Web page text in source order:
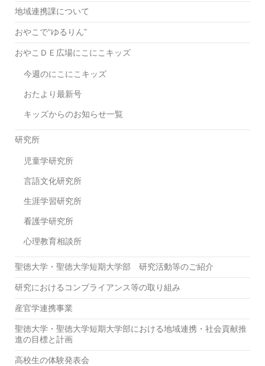
地域連携課について
おやこで“ゆるりん”
おやこＤＥ広場にこにこキッズ
今週のにこにこキッズ
おたより最新号
キッズからのお知らせ一覧
研究所
児童学研究所
言語文化研究所
生涯学習研究所
看護学研究所
心理教育相談所
聖徳大学・聖徳大学短期大学部 研究活動等のご紹介
研究におけるコンプライアンス等の取り組み
産官学連携事業
聖徳大学・聖徳大学短期大学部における地域連携・社会貢献推
進の目標と計画
高校生の体験発表会